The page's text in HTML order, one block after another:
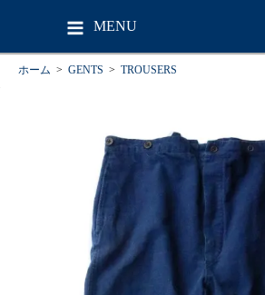
MENU
ホーム > GENTS > TROUSERS